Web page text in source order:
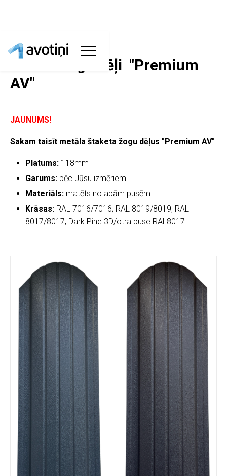
Metāla žoga dēļi "Premium
AV"
JAUNUMS!
Sakam taisīt metāla štaketa žogu dēļus "Premium AV"
Platums: 118mm
Garums: pēc Jūsu izmēriem
Materiāls: matēts no abām pusēm
Krāsas: RAL 7016/7016; RAL 8019/8019; RAL
8017/8017; Dark Pine 3D/otra puse RAL8017.